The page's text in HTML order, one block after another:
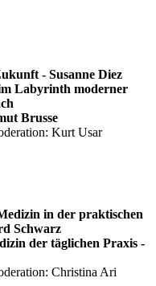
- Susanne Diez
Labyrinth moderner
Brusse
Kurt Usar
in der praktischen
Schwarz
der täglichen Praxis -
Christina Ari